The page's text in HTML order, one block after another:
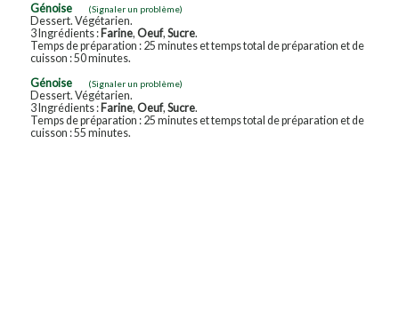
Génoise
(Signaler un problème)
Dessert. Végétarien.
3 Ingrédients : Farine, Oeuf, Sucre.
Temps de préparation : 25 minutes et temps total de préparation et de
cuisson : 50 minutes.
Génoise
(Signaler un problème)
Dessert. Végétarien.
3 Ingrédients : Farine, Oeuf, Sucre.
Temps de préparation : 25 minutes et temps total de préparation et de
cuisson : 55 minutes.